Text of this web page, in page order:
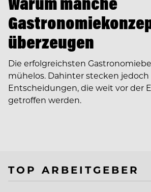
überzeugen
Die erfolgreichsten
mühelos. Dahinter stecken jedoch
Entscheidungen, die weit vor der
getroffen werden.
TOP ARBEITGEBER